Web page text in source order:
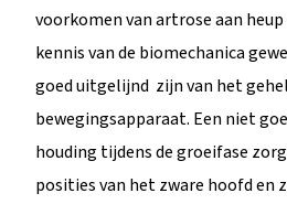
voorkomen van artrose aan
kennis van de biomechanica
goed uitgelijnd zijn van het
bewegingsapparaat. Een niet
houding tijdens de groeifase
posities van het zware hoofd en